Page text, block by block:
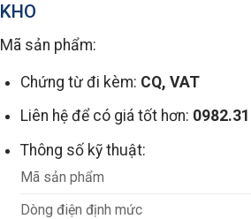
KHO
Mã sản phẩm:
Chứng từ đi kèm: CQ, VAT
Liên hệ để có giá tốt hơn:
Thông số kỹ thuật:
Mã sản phẩm
Dòng điện định mức